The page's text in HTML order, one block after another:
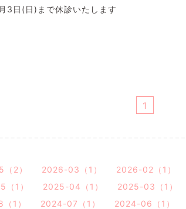
3日(日)まで休診いたします
1
2） 2026-03（1） 2026-02（1）
1） 2025-04（1） 2025-03（1）
1） 2024-07（1） 2024-06（1）